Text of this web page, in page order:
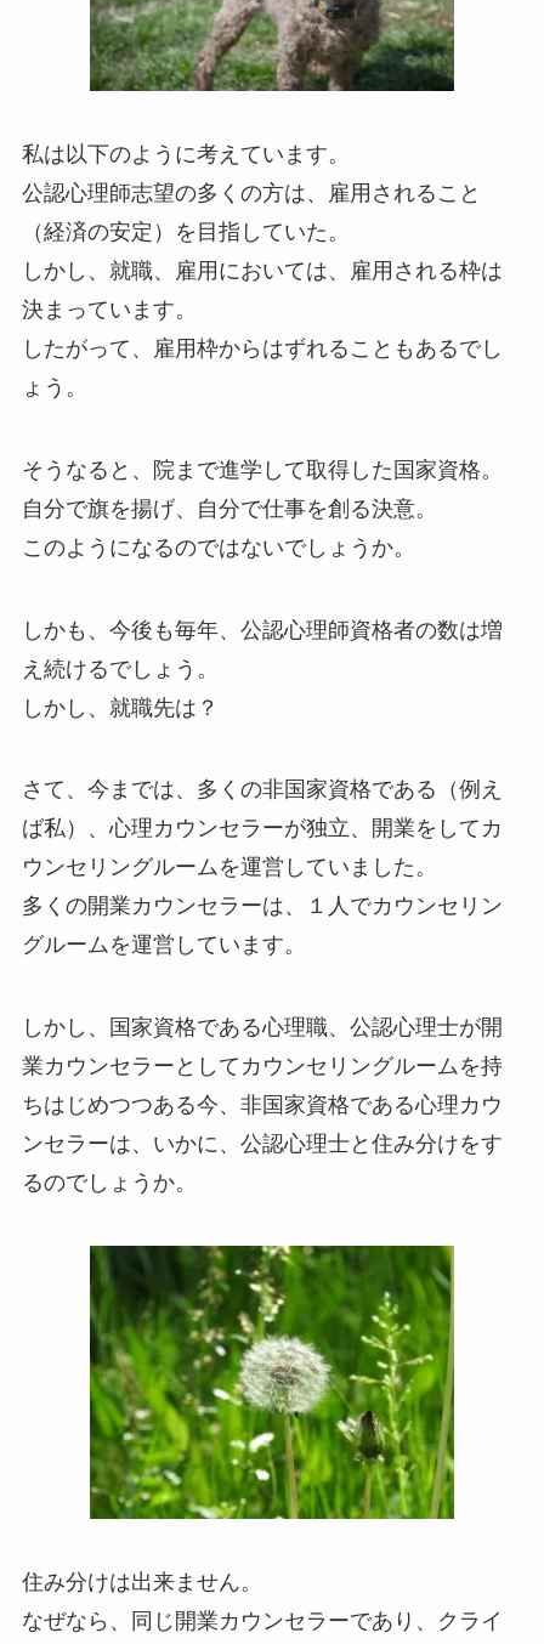
私は以下のように考えています。
公認心理師志望の多くの方は、雇用されること
（経済の安定）を目指していた。
しかし、就職、雇用においては、雇用される枠は
決まっています。
したがって、雇用枠からはずれることもあるでし
ょう。
そうなると、院まで進学して取得した国家資格。
自分で旗を揚げ、自分で仕事を創る決意。
このようになるのではないでしょうか。
しかも、今後も毎年、公認心理師資格者の数は増
え続けるでしょう。
しかし、就職先は？
さて、今までは、多くの非国家資格である（例え
ば私）、心理カウンセラーが独立、開業をしてカ
ウンセリングルームを運営していました。
多くの開業カウンセラーは、１人でカウンセリン
グルームを運営しています。
しかし、国家資格である心理職、公認心理士が開
業カウンセラーとしてカウンセリングルームを持
ちはじめつつある今、非国家資格である心理カウ
ンセラーは、いかに、公認心理士と住み分けをす
るのでしょうか。
住み分けは出来ません。
なぜなら、同じ開業カウンセラーであり、クライ